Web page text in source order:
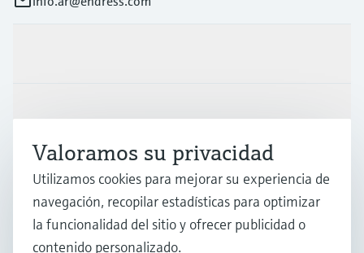
Soporte
Compañía
Valoramos su privacidad
Utilizamos cookies para mejorar su experiencia de
navegación, recopilar estadísticas para optimizar
la funcionalidad del sitio y ofrecer publicidad o
contenido personalizado.